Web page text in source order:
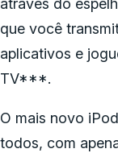
que você
aplicativos e
TV***.
O mais novo
todos, com